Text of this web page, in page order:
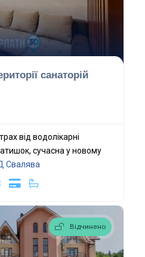
санаторій
від водолікарні
сучасна у новому
Свалява
Відчинено